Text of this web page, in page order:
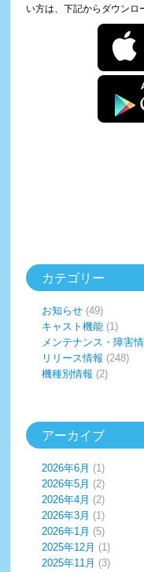
い方は、下記からダウンロ
カテゴリー
お知らせ (49)
キャスト機能 (1)
メンテナンス・障害
リリース情報 (248)
機種別情報 (2)
アーカイブ
2026年6月 (1)
2026年5月 (2)
2026年4月 (2)
2026年3月 (1)
2026年1月 (5)
2025年12月 (1)
2025年11月 (3)